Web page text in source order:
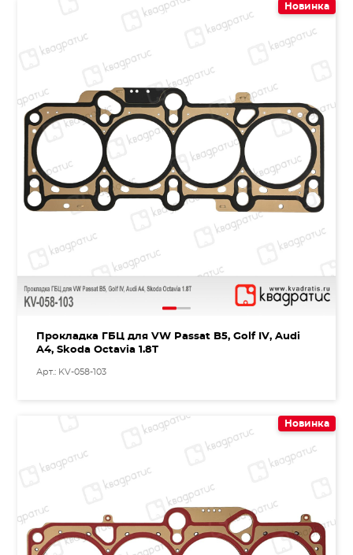
Новинка
Прокладка ГБЦ для VW Passat B5, Golf IV, Audi
A4, Skoda Octavia 1.8T
Арт.: KV-058-103
Новинка